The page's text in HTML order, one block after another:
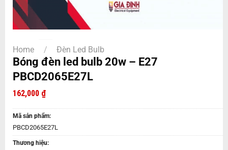
Home / Đèn Led Bulb
Bóng đèn led bulb 20w – E27
PBCD2065E27L
162,000 ₫
Mã sản phẩm:
PBCD2065E27L
Thương hiệu: